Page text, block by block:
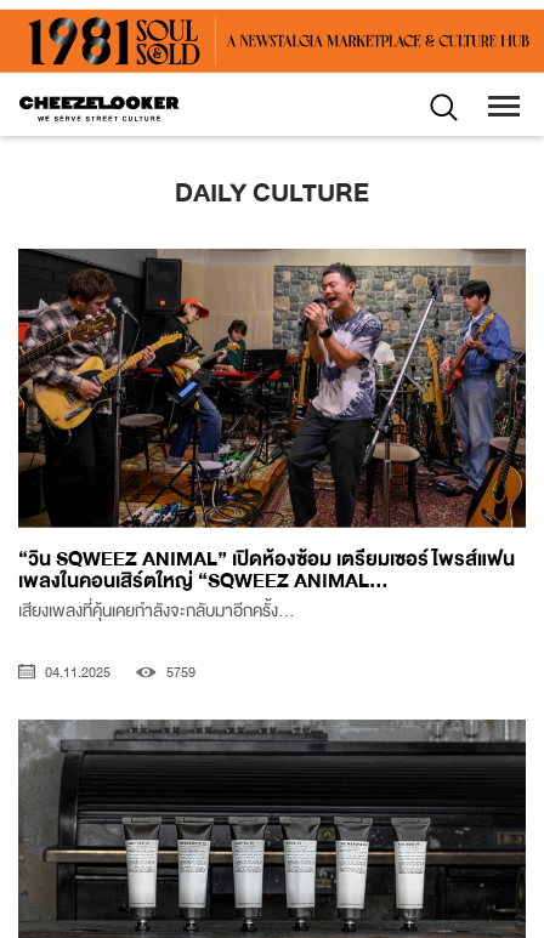
DAILY CULTURE
“วิน SQWEEZ ANIMAL” เปิดห้องซ้อม เตรียมเซอร์ไพรส์แฟน
เพลงในคอนเสิร์ตใหญ่ “SQWEEZ ANIMAL...
เสียงเพลงที่คุ้นเคยกำลังจะกลับมาอีกครั้ง…
04.11.2025 5759